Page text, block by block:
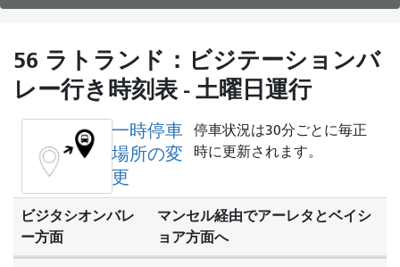
う
旅
し
た
か
56 ラトランド：ビジテーションバ
レー行き時刻表 - 土曜日運行
一時停車
場所の変
更
停車状況は30分ごとに毎正
時に更新されます。
ビジタシオンバレ
ー方面
マンセル経由でアーレタとベイシ
ョア方面へ